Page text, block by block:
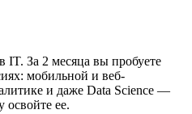
IT. За 2 месяца вы пробуете
мобильной и веб-
и даже Data Science —
освойте ее.